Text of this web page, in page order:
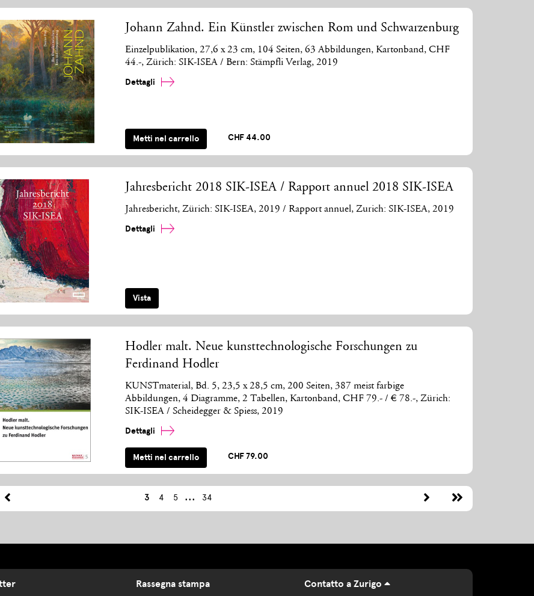
Johann Zahnd. Ein Künstler zwischen Rom und Schwarzenburg
Einzelpublikation, 27,6 x 23 cm, 104 Seiten, 63 Abbildungen, Kartonband, CHF
44.-, Zürich: SIK-ISEA / Bern: Stämpfli Verlag, 2019
Dettagli
Metti nel carrello CHF 44.00
Jahresbericht 2018 SIK-ISEA / Rapport annuel 2018 SIK-ISEA
Jahresbericht, Zürich: SIK-ISEA, 2019 / Rapport annuel, Zurich: SIK-ISEA, 2019
Dettagli
Vista
Hodler malt. Neue kunsttechnologische Forschungen zu
Ferdinand Hodler
KUNSTmaterial, Bd. 5, 23,5 x 28,5 cm, 200 Seiten, 387 meist farbige
Abbildungen, 4 Diagramme, 2 Tabellen, Kartonband, CHF 79.- / € 78.-, Zürich:
SIK-ISEA / Scheidegger & Spiess, 2019
Dettagli
Metti nel carrello CHF 79.00
3 4 5 ... 34
Rassegna stampa Contatto a Zurigo